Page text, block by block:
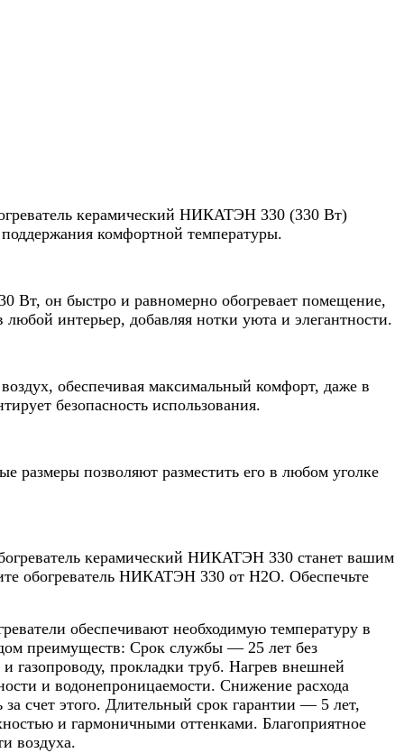
керамический НИКАТЭН 330 (330 Вт)
комфортной температуры.
Вт, он быстро и равномерно обогревает помещение,
интерьер, добавляя нотки уюта и элегантности.
обеспечивая максимальный комфорт, даже в
безопасность использования.
размеры позволяют разместить его в любом уголке
керамический НИКАТЭН 330 станет вашим
обогреватель НИКАТЭН 330 от Н2О. Обеспечьте
обеспечивают необходимую температуру в
преимуществ: Срок службы — 25 лет без
газопроводу, прокладки труб. Нагрев внешней
и водонепроницаемости. Снижение расхода
счет этого. Длительный срок гарантии — 5 лет,
и гармоничными оттенками. Благоприятное
воздуха.